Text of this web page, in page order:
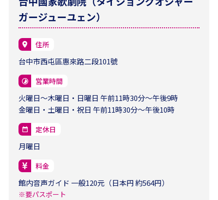
ガージューユェン）
住所
台中市西屯區惠來路二段101號
営業時間
火曜日～木曜日・日曜日 午前11時30分～午後9時
金曜日・土曜日・祝日 午前11時30分～午後10時
定休日
月曜日
料金
館内音声ガイド 一般120元（日本円 約564円）
※要パスポート